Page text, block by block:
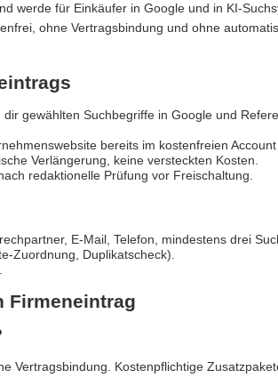
werde für Einkäufer in Google und in KI-
ohne Vertragsbindung und ohne
dir gewählten Suchbegriffe in Google und
bereits im kostenfreien
Verlängerung, keine versteckten Kosten.
redaktionelle Prüfung vor Freischaltung.
E-Mail, Telefon, mindestens drei
Zuordnung, Duplikatscheck).
Firmeneintrag
Vertragsbindung. Kostenpflichtige